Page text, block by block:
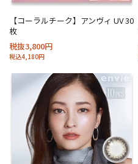
【コーラルチーク】アンヴィ UV 30
枚
税抜3,800円
税込4,180円